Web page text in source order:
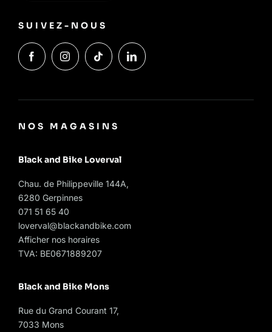
SUIVEZ-NOUS
NOS MAGASINS
Black and Bike Loverval
Chau. de Philippeville 144A,
6280 Gerpinnes
071 51 65 40
loverval@blackandbike.com
Afficher nos horaires
TVA: BE0671889207
Black and Bike Mons
Rue du Grand Courant 17,
7033 Mons